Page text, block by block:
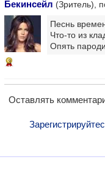
Бекинсейл (Зритель),
3
Песнь
Что-то из
Опять
Оставлять